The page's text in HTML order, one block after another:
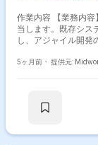
作業内容 【業務内容】 看護師向け転職サイトのフロントエンド開発
当します。既存シス
し、アジャイル開発
Vue.js、JavaScript、
5ヶ月前・ 提供元: